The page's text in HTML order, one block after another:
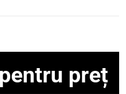
preț